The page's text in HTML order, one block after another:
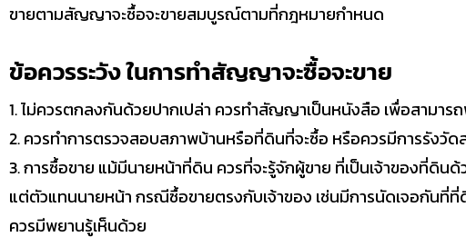
ขายตามสัญญาจะซื้อจะขายสมบูรณ์ตามที่กฎหมายกำหนด
ข้อควรระวัง ในการทำสัญญาจะซื้อจะขาย
1. ไม่ควรตกลงกันด้วยปากเปล่า ควรทำสัญญาเป็นหนังสือ เพื่อสา
2. ควรทำการตรวจสอบสภาพบ้านหรือที่ดินที่จะซื้อ หรือควรมีการรังวั
3. การซื้อขาย แม้มีนายหน้าที่ดิน ควรที่จะรู้จักผู้ขาย ที่เป็นเจ้าของที่ดิน
แต่ตัวแทนนายหน้า กรณีซื้อขายตรงกับเจ้าของ เช่นมีการนัดเจอกันที่
ควรมีพยานรู้เห็นด้วย